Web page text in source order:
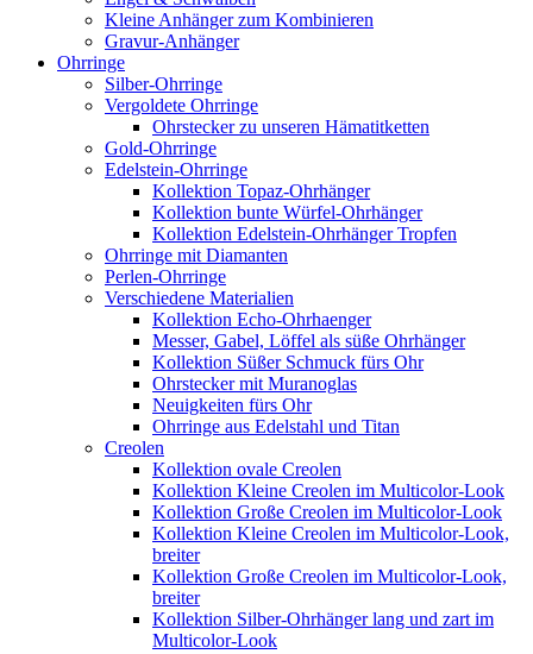
Kleine Anhänger zum Kombinieren
Gravur-Anhänger
Ohrringe
Silber-Ohrringe
Vergoldete Ohrringe
Ohrstecker zu unseren Hämatitketten
Gold-Ohrringe
Edelstein-Ohrringe
Kollektion Topaz-Ohrhänger
Kollektion bunte Würfel-Ohrhänger
Kollektion Edelstein-Ohrhänger Tropfen
Ohrringe mit Diamanten
Perlen-Ohrringe
Verschiedene Materialien
Kollektion Echo-Ohrhaenger
Messer, Gabel, Löffel als süße Ohrhänger
Kollektion Süßer Schmuck fürs Ohr
Ohrstecker mit Muranoglas
Neuigkeiten fürs Ohr
Ohrringe aus Edelstahl und Titan
Creolen
Kollektion ovale Creolen
Kollektion Kleine Creolen im Multicolor-Look
Kollektion Große Creolen im Multicolor-Look
Kollektion Kleine Creolen im Multicolor-Look,
breiter
Kollektion Große Creolen im Multicolor-Look,
breiter
Kollektion Silber-Ohrhänger lang und zart im
Multicolor-Look